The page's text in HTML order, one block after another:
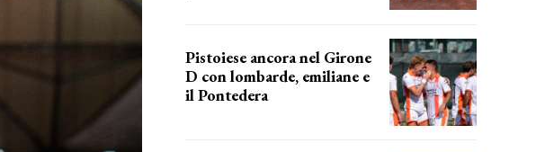
Pistoiese ancora nel Girone
D con lombarde, emiliane e
il Pontedera